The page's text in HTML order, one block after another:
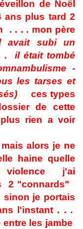
de Noël
plus tard 2
. . . . mon père
avait subi un
. il était tombé
-
les tarses et
ces types
de cette
rien a voir
alors je ne
haine quelle
violence j'ai
2 "connards"
je portais
l'instant . . .
les jambe